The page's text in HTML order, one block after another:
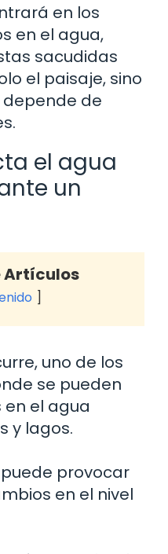
en los
en el agua,
sacudidas
el paisaje, sino
de
el agua
un
Artículos
uno de los
se pueden
el agua
y lagos.
provocar
en el nivel